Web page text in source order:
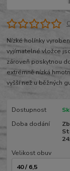
Nízké holínky
vyjímatelné vložce
zároveň poskytnou
extrémně nízká
vyšší než u běžných
Dostupnost
Doba dodání
Velikost obuv